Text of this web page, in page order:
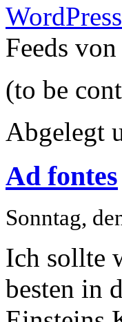
Feeds
(to be
Abgelegt
Ad fontes
Sonntag,
Ich sollte
besten in